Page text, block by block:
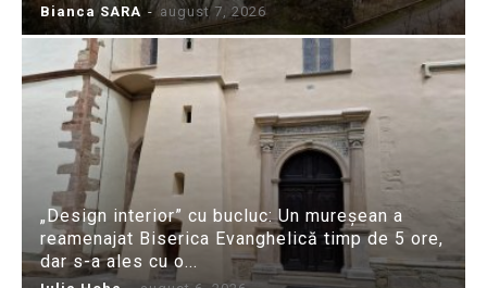
Bianca SARA - august 7, 2026
„Design interior” cu bucluc: Un mureșean a
reamenajat Biserica Evanghelică timp de 5 ore,
dar s-a ales cu o...